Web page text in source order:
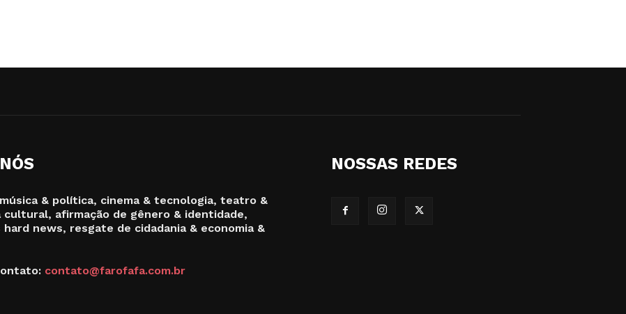
& política, cinema & tecnologia, teatro &
cultural, afirmação de gênero & identidade,
news, resgate de cidadania & economia &
contato@farofafa.com.br
NOSSAS REDES